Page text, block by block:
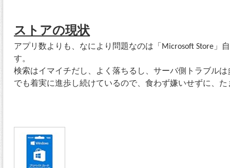
ストアの現状
アプリ数よりも、なにより問題なのは「Microsoft Store」
す。
検索はイマイチだし、よく落ちるし、サーバ側トラブル
でも着実に進歩し続けているので、食わず嫌いせずに、